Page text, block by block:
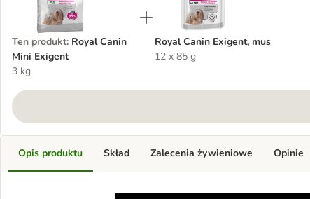
Ten produkt: Royal Canin
Mini Exigent
3 kg
Royal Canin Exigent, mus
12 x 85 g
Opis produktu Skład Zalecenia żywieniowe Opinie